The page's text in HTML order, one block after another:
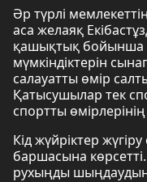
Әр түрлі
аса желаяқ
қашықтық бойынша
мүмкіндіктерін
салауатты өмір
Қатысушылар тек
спортты
Кід жүйріктер
баршасына
рухыңды шыңдаудың